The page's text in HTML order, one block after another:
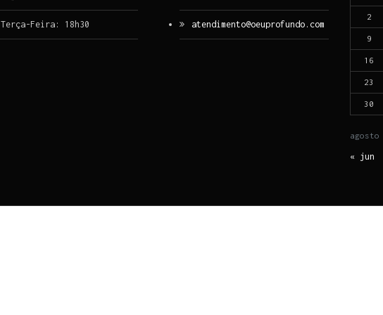
Terça-Feira: 18h30 atendimento@oeuprofundo.com
agosto
2
9
16
23
30
« jun